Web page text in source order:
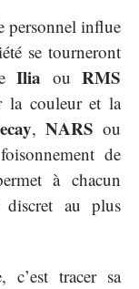
personnel influe
se tourneront
Ilia ouRMS
la couleur et la
, NARS ou
de
à chacun
au plus
c’est tracer sa